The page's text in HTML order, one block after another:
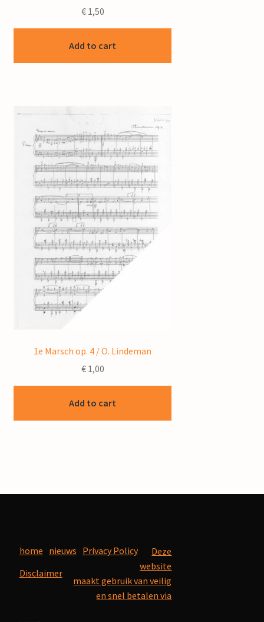
€1,50
Add to cart
1e Marsch op. 4 / O. Lindeman
€1,00
Add to cart
home nieuws Privacy Policy
Disclaimer
Deze
website
maakt gebruik van veilig
en snel betalen via